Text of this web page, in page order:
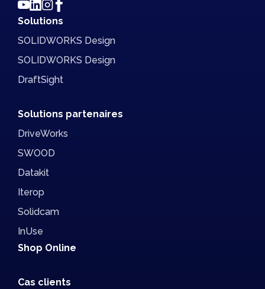
Solutions
SOLIDWORKS Design
SOLIDWORKS Design
DraftSight
Solutions partenaires
DriveWorks
SWOOD
Datakit
Iterop
Solidcam
InUse
Shop Online
Cas clients